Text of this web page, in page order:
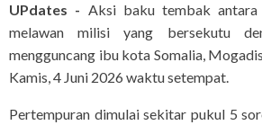
UPdates - Aksi baku tembak antara
melawan milisi yang bersekutu
mengguncang ibu kota Somalia,
Kamis, 4 Juni 2026 waktu setempat.
Pertempuran dimulai sekitar pukul 5